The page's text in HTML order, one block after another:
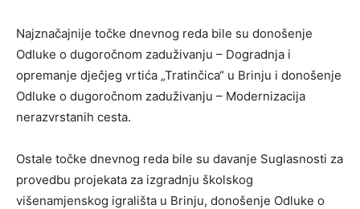
Najznačajnije točke dnevnog reda bile su donošenje
Odluke o dugoročnom zaduživanju – Dogradnja i
opremanje dječjeg vrtića „Tratinčica“ u Brinju i donošenje
Odluke o dugoročnom zaduživanju – Modernizacija
nerazvrstanih cesta.
Ostale točke dnevnog reda bile su davanje Suglasnosti za
provedbu projekata za izgradnju školskog
višenamjenskog igrališta u Brinju, donošenje Odluke o